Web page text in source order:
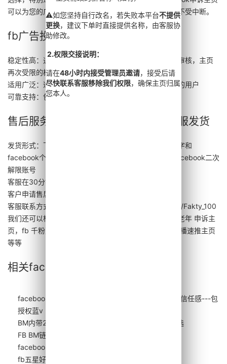
可以为您的广告活动提供可靠支持，确保您的推广计划不受中断。
fb广告投放选择申诉主页的优点
稳定性高：通过成功申诉恢复正常，已通过fb常规风控审核，主页
再次受限的概率相对较低。
适用广泛：适合敏感品广告用户或者坚持品牌持久运营的用户
可靠支持：包改名，包授权管理员
售后服务：购买申诉主页后，联系客服发货
发货形式：下单后联系客服并提交：订单号、主页改名字和
facebook个人号链接 - 也可以直接找我们
购买耐用的facebook二次
解限账号
客服在30分钟内完成主页改名和管理员授权！
客户申请售后时，请主动提供内容：问题截图 + 订单号
客服联系方式：微信 fb-tk_com, 飞机频道
https://t.me/Fakty_100
我们还可以根据客户的需求定制不同主页类型，例如：老年 申诉主
页，fb 千粉万粉主页，老年申诉直播速推主页，万粉直播速推主页
等等
相关facebook 主页购买推荐
facebook蓝V主页--适合打造品牌形象，直播，提高信任感---包
授权蓝v
BM内带20个新老主页 - 20个主页bm购买性价比之选
FB BM链接+100个新老主页
facebook直播速推主页购买
fb五星好评主页购买
⚠️如您坚持自行改名，若失败本平台不提供
更换，建议下单时直接提供名称，由客服协
助修改。
2.权限交接说明：
请在48小时内接受管理员邀请，接受后请
尽快联系客服移除我们权限，确保主页归属
您本人。
⚠️如您坚持自行改名，若失败本平台不提供
更换，建议下单时直接提供名称，由客服协
助修改。
2.权限交接说明：
请在48小时内接受管理员邀请，接受后请
尽快联系客服移除我们权限，确保主页归属
您本人。